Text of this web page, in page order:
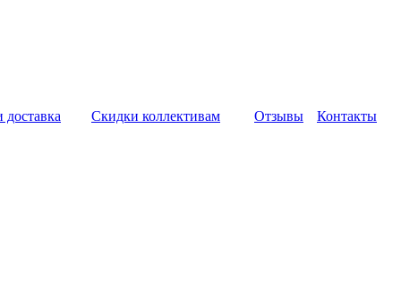
доставка Скидки коллективам Отзывы Контакты